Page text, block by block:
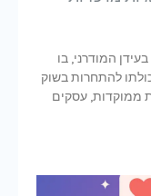
בו
להתחרות בשוק
עסקים